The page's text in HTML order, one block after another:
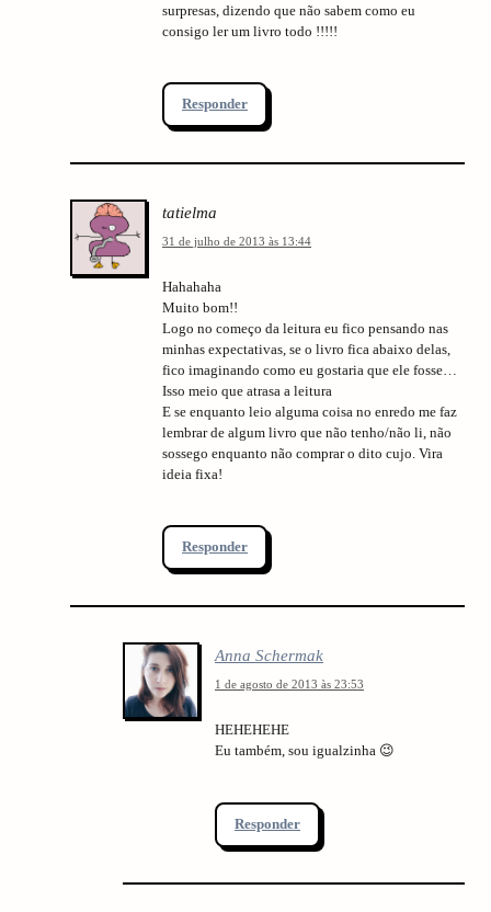
surpresas, dizendo que não sabem como eu
consigo ler um livro todo !!!!!
Responder
tatielma
31 de julho de 2013 às 13:44
Hahahaha
Muito bom!!
Logo no começo da leitura eu fico pensando nas
minhas expectativas, se o livro fica abaixo delas,
fico imaginando como eu gostaria que ele fosse…
Isso meio que atrasa a leitura
E se enquanto leio alguma coisa no enredo me faz
lembrar de algum livro que não tenho/não li, não
sossego enquanto não comprar o dito cujo. Vira
ideia fixa!
Responder
Anna Schermak
1 de agosto de 2013 às 23:53
HEHEHEHE
Eu também, sou igualzinha 😉
Responder